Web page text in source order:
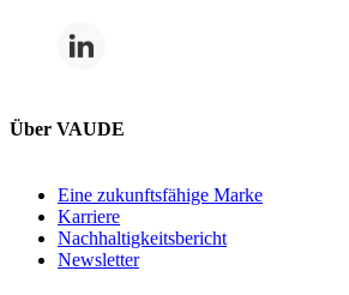
Über VAUDE
Eine zukunftsfähige Marke
Karriere
Nachhaltigkeitsbericht
Newsletter